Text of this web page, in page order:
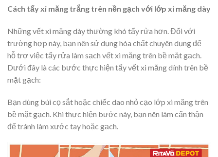
Cách tẩy xi măng trắng trên nền gạch với lớp xi măng dày
Những vết xi măng dày thường khó tẩy rửa hơn. Đối với
trường hợp này, bạn nên sử dụng hóa chất chuyên dụng để
hỗ trợ việc tẩy rửa làm sạch vết xi măng trên bề mặt gạch.
Dưới đây là các bước thực hiện tẩy vết xi măng dính trên bề
mặt gạch:
Bạn dùng búi cọ sắt hoặc chiếc dao nhỏ cạo lớp xi măng trên
bề mặt gạch. Khi thực hiện bước này, bạn nên làm cẩn thận
để tránh làm xước tay hoặc gạch.